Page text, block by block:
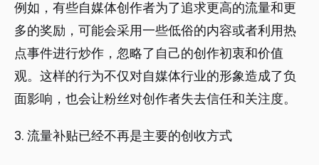
例如，有些自媒体创作者为了追求更高的流量和更
多的奖励，可能会采用一些低俗的内容或者利用热
点事件进行炒作，忽略了自己的创作初衷和价值
观。这样的行为不仅对自媒体行业的形象造成了负
面影响，也会让粉丝对创作者失去信任和关注度。
3. 流量补贴已经不再是主要的创收方式